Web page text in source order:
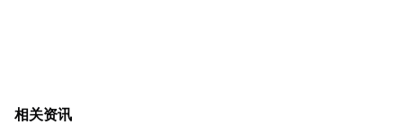
相关资讯